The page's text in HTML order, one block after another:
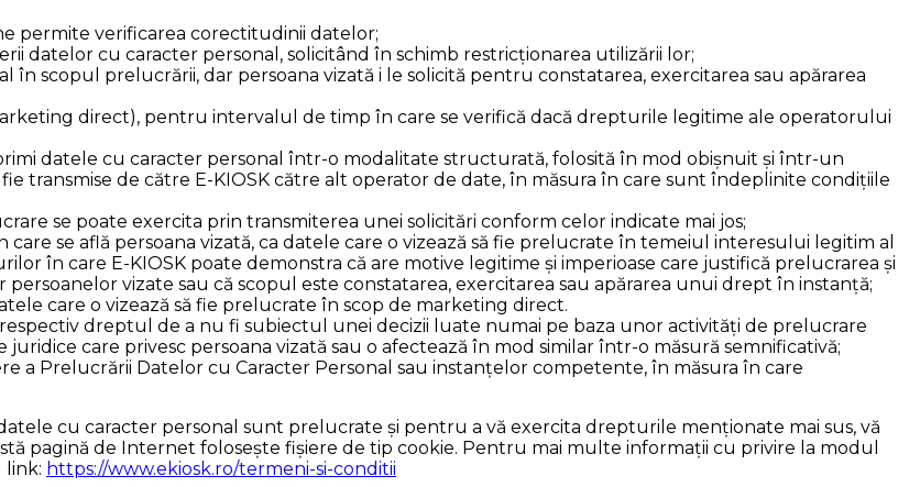
permite verificarea corectitudinii datelor;
datelor cu caracter personal, solicitând în schimb restricționarea utilizării lor;
scopul prelucrării, dar persoana vizată i le solicită pentru constatarea, exercitarea sau apărarea
direct), pentru intervalul de timp în care se verifică dacă drepturile legitime ale operatorului
datele cu caracter personal într-o modalitate structurată, folosită în mod obișnuit și într-un
transmise de către E-KIOSK către alt operator de date, în măsura în care sunt îndeplinite condițiile
se poate exercita prin transmiterea unei solicitări conform celor indicate mai jos;
se află persoana vizată, ca datele care o vizează să fie prelucrate în temeiul interesului legitim al
în care E-KIOSK poate demonstra că are motive legitime și imperioase care justifică prelucrarea și
vizate sau că scopul este constatarea, exercitarea sau apărarea unui drept în instanță;
care o vizează să fie prelucrate în scop de marketing direct.
dreptul de a nu fi subiectul unei decizii luate numai pe baza unor activități de prelucrare
care privesc persoana vizată sau o afectează în mod similar într-o măsură semnificativă;
a Prelucrării Datelor cu Caracter Personal sau instanțelor competente, în măsura în care
cu caracter personal sunt prelucrate și pentru a vă exercita drepturile menționate mai sus, vă
pagină de Internet folosește fișiere de tip cookie. Pentru mai multe informații cu privire la modul
link: https://www.ekiosk.ro/termeni-si-conditii